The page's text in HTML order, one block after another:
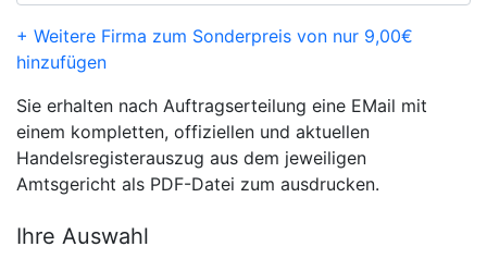
+ Weitere Firma zum Sonderpreis von nur 9,00€
hinzufügen
Sie erhalten nach Auftragserteilung eine EMail mit
einem kompletten, offiziellen und aktuellen
Handelsregisterauszug aus dem jeweiligen
Amtsgericht als PDF-Datei zum ausdrucken.
Ihre Auswahl